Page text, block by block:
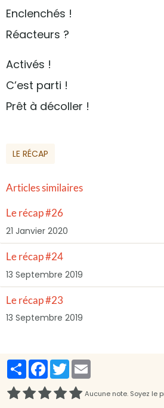
Enclenchés !
Réacteurs ?
Activés !
C’est parti !
Prêt à décoller !
LE RÉCAP
Articles similaires
Le récap #26
21 Janvier 2020
Le récap #24
13 Septembre 2019
Le récap #23
13 Septembre 2019
PartagerFacebook
Twitter
Aucune note. Soyez le